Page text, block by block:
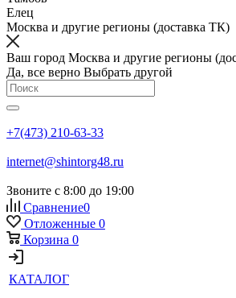
Елец
Москва и другие регионы (доставка ТК)
Ваш город Москва и другие регионы
Да, все верно Выбрать другой
+7(473) 210-63-33
internet@shintorg48.ru
Звоните с 8:00 до 19:00
Сравнение0
Отложенные 0
Корзина 0
КАТАЛОГ